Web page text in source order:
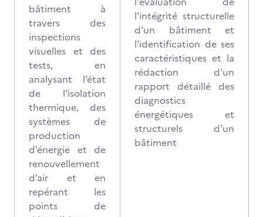
bâtiment à
travers des
inspections
visuelles et des
tests, en
analysant l’état
de l’isolation
thermique, des
systèmes de
production
d’énergie et de
renouvellement
d’air et en
repérant les
points de
l'intégrité structurelle
d'un bâtiment et
l'identification de ses
caractéristiques et la
rédaction d'un
rapport détaillé des
diagnostics
énergétiques et
structurels d'un
bâtiment